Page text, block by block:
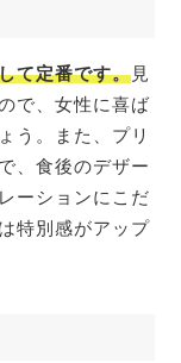
て定番です。見
で、女性に喜ば
う。また、プリ
、食後のデザー
ーションにこだ
特別感がアップ